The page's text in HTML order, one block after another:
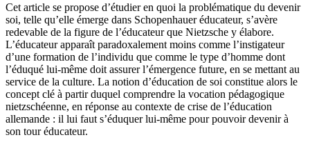
Cet article se propose d’étudier en quoi la problématique du devenir
soi, telle qu’elle émerge dans Schopenhauer éducateur, s’avère
redevable de la figure de l’éducateur que Nietzsche y élabore.
L’éducateur apparaît paradoxalement moins comme l’instigateur
d’une formation de l’individu que comme le type d’homme dont
l’éduqué lui-même doit assurer l’émergence future, en se mettant au
service de la culture. La notion d’éducation de soi constitue alors le
concept clé à partir duquel comprendre la vocation pédagogique
nietzschéenne, en réponse au contexte de crise de l’éducation
allemande : il lui faut s’éduquer lui-même pour pouvoir devenir à
son tour éducateur.